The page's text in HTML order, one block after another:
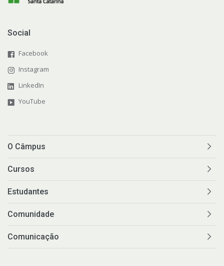
Social
Facebook
Instagram
LinkedIn
YouTube
O Câmpus
Cursos
Estudantes
Comunidade
Comunicação